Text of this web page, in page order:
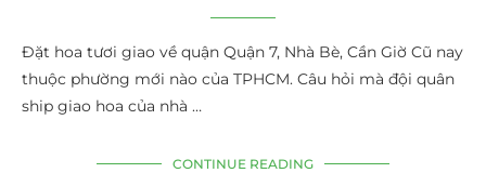
Đặt hoa tươi giao về quận Quận 7, Nhà Bè, Cần Giờ Cũ nay
thuộc phường mới nào của TPHCM. Câu hỏi mà đội quân
ship giao hoa của nhà …
CONTINUE READING